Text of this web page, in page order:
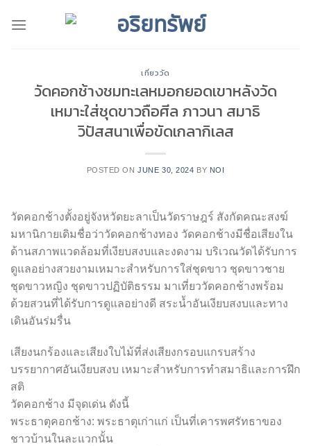
เที่ยววัด
วัดคอกช้างชมทะเลหมอกยอดเขาหลังวัด
เหมาะใส่ชุดขาวถือศีล ภาวนา สมาธิ
วิปัสสนาเพื่อขัดเกลากิเลส
POSTED ONJUNE 30, 2024 BY NOI
วัดคอกช้างตั้งอยู่จังหวัดยะลาเป็นวัดราษฎร์ สังกัดคณะสงฆ์
มหานิกายเดิมชื่อว่าวัดคอกช้างทอง วัดคอกช้างมีชื่อเสียงใน
ด้านสภาพแวดล้อมที่เงียบสงบและงดงาม บริเวณวัดได้รับการ
ดูแลอย่างสวยงามเหมาะสำหรับการใส่ชุดขาว ชุดขาวชาย
ชุดขาวหญิง ชุดขาวปฏิบัติธรรม มาเที่ยววัดคอกช้างพร้อม
ด้วยสวนที่ได้รับการดูแลอย่างดี สระน้ำอันเงียบสงบและทาง
เดินอันร่มรื่น
เสียงนกร้องและเสียงใบไม้ที่ส่งเสียงกรอบแกรบสร้าง
บรรยากาศอันเงียบสงบ เหมาะสำหรับการทำสมาธิและการฝึก
สติ
วัดคอกช้าง มีจุดเด่น ดังนี้
พระธาตุคอกช้าง: พระธาตุเก่าแก่ เป็นที่เคารพศรัทธาของ
ชาวบ้านในละแวกนั้น